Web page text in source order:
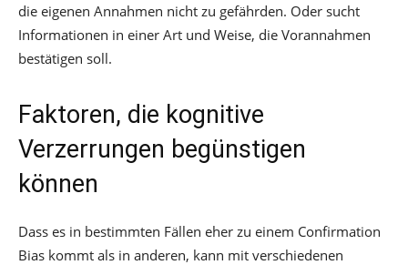
die eigenen Annahmen nicht zu gefährden. Oder sucht
Informationen in einer Art und Weise, die Vorannahmen
bestätigen soll.
Faktoren, die kognitive
Verzerrungen begünstigen
können
Dass es in bestimmten Fällen eher zu einem Confirmation
Bias kommt als in anderen, kann mit verschiedenen